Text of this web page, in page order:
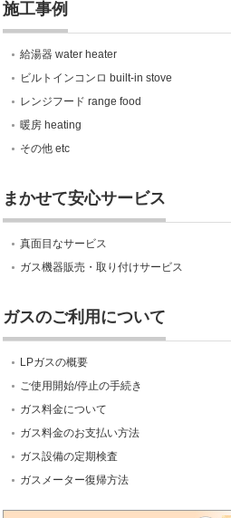
施工事例
給湯器 water heater
ビルトインコンロ built-in stove
レンジフード range food
暖房 heating
その他 etc
まかせて安心サービス
真面目なサービス
ガス機器販売・取り付けサービス
ガスのご利用について
LPガスの概要
ご使用開始/停止の手続き
ガス料金について
ガス料金のお支払い方法
ガス設備の定期検査
ガスメーター復帰方法